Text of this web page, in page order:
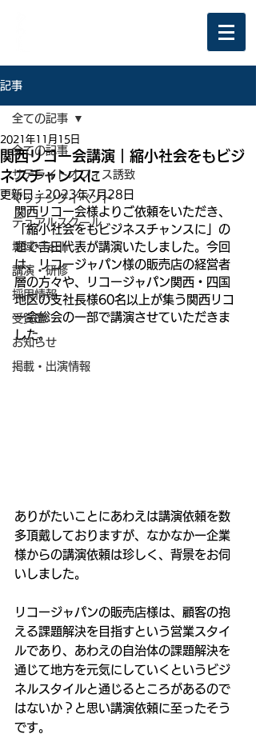
記事
全ての記事
サテライトオフィス誘致
マッチングイベント
デュアルスクール
地域×Tech
講演・研修
採用情報
受賞歴
お知らせ
掲載・出演情報
全ての記事
関西リコー会講演｜縮小社会をもビジ
ネスチャンスに
2021年11月15日
更新日：2023年7月28日
関西リコー会様よりご依頼をいただき、
「縮小社会をもビジネスチャンスに」の
題で吉田代表が講演いたしました。今回
は、リコージャパン様の販売店の経営者
層の方々や、リコージャパン関西・四国
地区の支社長様60名以上が集う関西リコ
ー会総会の一部で講演させていただきま
した。
ありがたいことにあわえは講演依頼を数
多頂戴しておりますが、なかなか一企業
様からの講演依頼は珍しく、背景をお伺
いしました。
リコージャパンの販売店様は、顧客の抱
える課題解決を目指すという営業スタイ
ルであり、あわえの自治体の課題解決を
通じて地方を元気にしていくというビジ
ネルスタイルと通じるところがあるので
はないか？と思い講演依頼に至ったそう
です。